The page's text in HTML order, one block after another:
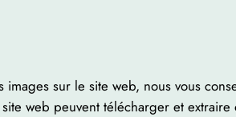
sur le site web, nous vous
web peuvent télécharger et